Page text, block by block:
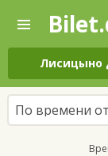
—
Поиск
и
покупка
на
автобус
онлайн
Лисицыно
По времени